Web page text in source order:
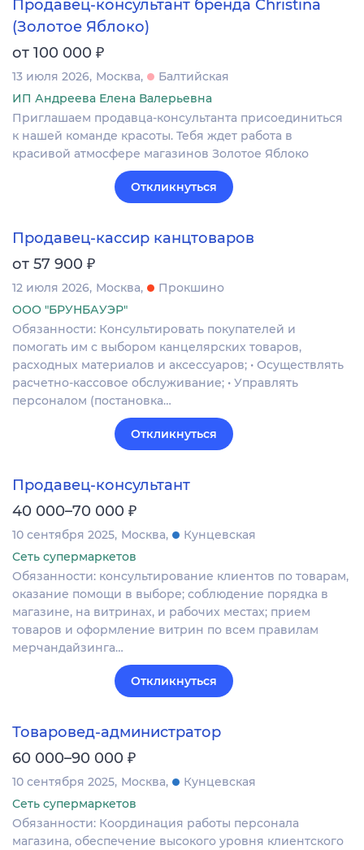
Продавец-консультант бренда Christina
(Золотое Яблоко)
от 100 000 ₽
13 июля 2026 Москва
Балтийская
ИП Андреева Елена Валерьевна
Приглашаем продавца-консультанта присоединиться
к нашей команде красоты. Тебя ждет работа в
красивой атмосфере магазинов Золотое Яблоко
Откликнуться
Продавец-кассир канцтоваров
от 57 900 ₽
12 июля 2026 Москва
Прокшино
ООО "БРУНБАУЭР"
Обязанности: Консультировать покупателей и
помогать им с выбором канцелярских товаров,
расходных материалов и аксессуаров; • Осуществлять
расчетно-кассовое обслуживание; • Управлять
персоналом (постановка…
Откликнуться
Продавец-консультант
40 000–70 000 ₽
10 сентября 2025 Москва
Кунцевская
Сеть супермаркетов
Обязанности: консультирование клиентов по товарам,
оказание помощи в выборе; соблюдение порядка в
магазине, на витринах, и рабочих местах; прием
товаров и оформление витрин по всем правилам
мерчандайзинга…
Откликнуться
Товаровед-администратор
60 000–90 000 ₽
10 сентября 2025 Москва
Кунцевская
Сеть супермаркетов
Обязанности: Координация работы персонала
магазина, обеспечение высокого уровня клиентского